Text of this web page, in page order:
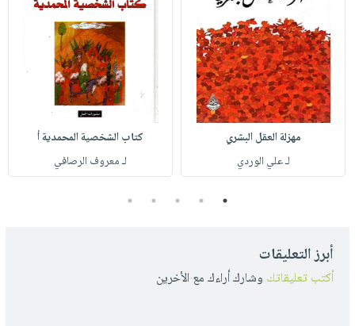
مهزلة العقل البشري
لـ علي الوردي
كتاب الشخصية المحمدية أ
لـ معروف الرصافي
1
2
3
4
5
أبرز التعليقات
أكتب تعليقاتك وشارك أراءك مع الأخرين